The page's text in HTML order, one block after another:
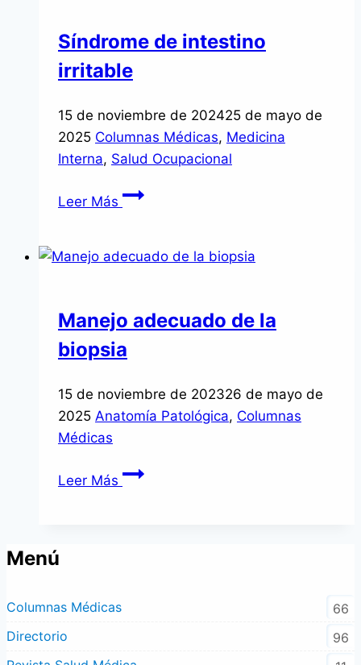
“TAVI”
Síndrome de intestino
irritable
15 de noviembre de 202425 de mayo de
2025 Columnas Médicas, Medicina
Interna, Salud Ocupacional
Leer Más Síndrome
irritable
Manejo adecuado de la
biopsia
15 de noviembre de 202326 de mayo de
2025 Anatomía Patológica, Columnas
Médicas
Leer Más Manejo
Menú
Columnas Médicas
66
Directorio
96